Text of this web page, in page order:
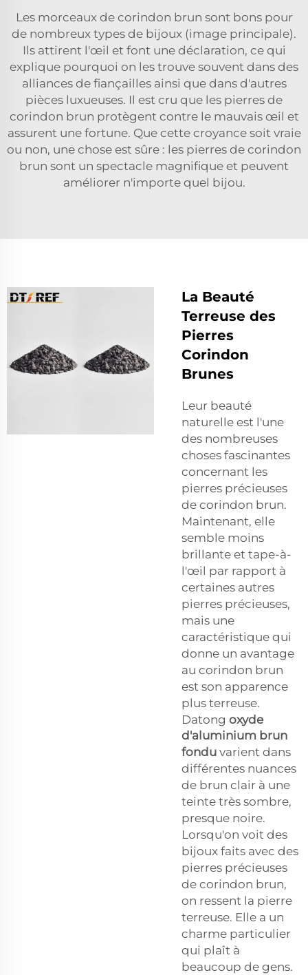
Les morceaux de corindon brun sont bons pour
de nombreux types de bijoux (image principale).
Ils attirent l'œil et font une déclaration, ce qui
explique pourquoi on les trouve souvent dans des
alliances de fiançailles ainsi que dans d'autres
pièces luxueuses. Il est cru que les pierres de
corindon brun protègent contre le mauvais œil et
assurent une fortune. Que cette croyance soit vraie
ou non, une chose est sûre : les pierres de corindon
brun sont un spectacle magnifique et peuvent
améliorer n'importe quel bijou.
La Beauté
Terreuse des
Pierres
Corindon
Brunes
Leur beauté
naturelle est l'une
des nombreuses
choses fascinantes
concernant les
pierres précieuses
de corindon brun.
Maintenant, elle
semble moins
brillante et tape-à-
l'œil par rapport à
certaines autres
pierres précieuses,
mais une
caractéristique qui
donne un avantage
au corindon brun
est son apparence
plus terreuse.
Datong oxyde
d'aluminium brun
fondu varient dans
différentes nuances
de brun clair à une
teinte très sombre,
presque noire.
Lorsqu'on voit des
bijoux faits avec des
pierres précieuses
de corindon brun,
on ressent la pierre
terreuse. Elle a un
charme particulier
qui plaît à
beaucoup de gens.